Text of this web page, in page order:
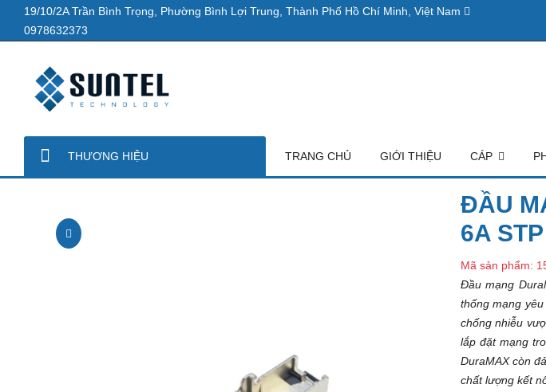
19/10/2A Trần Bình Trọng, Phường Bình Lợi Trung, Thành Phố Hồ Chí Minh, Việt Nam
0978632373
THƯƠNG HIỆU TRANG CHỦ GIỚI THIỆU CÁP
ĐẦU
6A
Mã sản phẩm:
Đầu mạng
thống mạng
chống nhiễu
lắp đặt mạng
DuraMAX còn
chất lượng kết